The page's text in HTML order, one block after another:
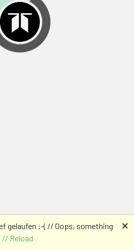
gelaufen :-( // Oops, something
// Reload
🗙